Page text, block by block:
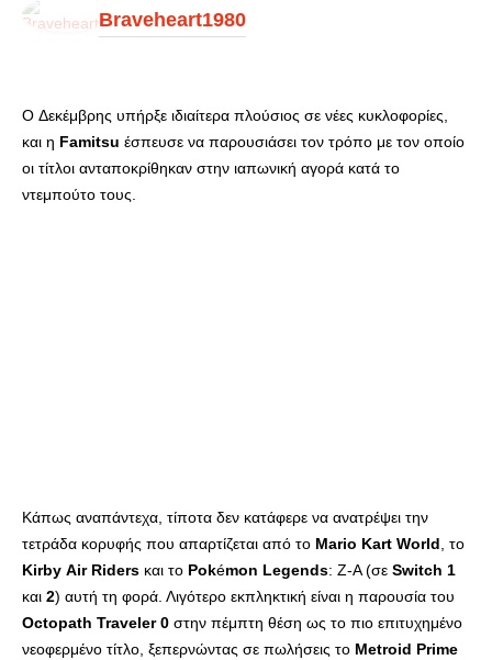
Braveheart1980
O Δεκέμβρης υπήρξε ιδιαίτερα πλούσιος σε νέες κυκλοφορίες,
και η Famitsu έσπευσε να παρουσιάσει τον τρόπο με τον οποίο
οι τίτλοι ανταποκρίθηκαν στην ιαπωνική αγορά κατά το
ντεμπούτο τους.
Κάπως αναπάντεχα, τίποτα δεν κατάφερε να ανατρέψει την
τετράδα κορυφής που απαρτίζεται από το Mario Kart World , το
Kirby Air Riders και το Pokémon Legends: Z-A (σε Switch 1
και 2) αυτή τη φορά. Λιγότερο εκπληκτική είναι η παρουσία του
Octopath Traveler 0 στην πέμπτη θέση ως το πιο επιτυχημένο
νεοφερμένο τίτλο, ξεπερνώντας σε πωλήσεις το Metroid Prime